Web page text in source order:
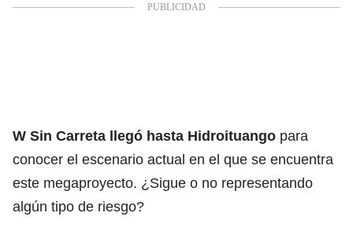
W Sin Carreta llegó hasta Hidroituango para
conocer el escenario actual en el que se encuentra
este megaproyecto. ¿Sigue o no representando
algún tipo de riesgo?